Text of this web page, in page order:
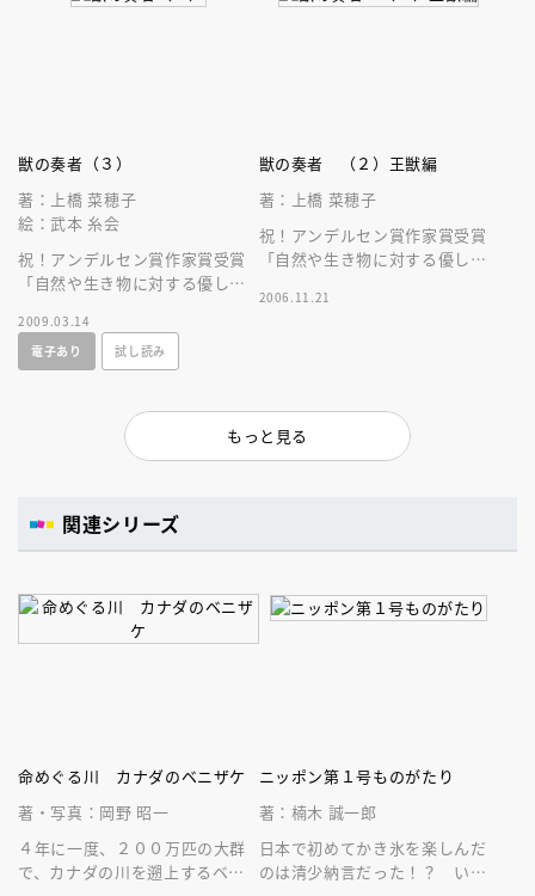
獣の奏者（３）
著：上橋 菜穂子
絵：武本 糸会
祝！アンデルセン賞作家賞受賞
「自然や生き物に対する優しさ
２００万部突破の壮大なファン
タジー！！
2009.03.14
電子あり
試し読み
獣の奏者 （２）王獣編
著：上橋 菜穂子
祝！アンデルセン賞作家賞受賞
「自然や生き物に対する優しさ
２００万部突破の壮大なファン
2006.11.21
もっと見る
関連シリーズ
命めぐる川 カナダのベニザケ
著・写真：岡野 昭一
４年に一度、２００万匹の大群
で、カナダの川を遡上するベニ
ニッポン第１号ものがたり
著：楠木 誠一郎
日本で初めてかき氷を楽しんだ
のは清少納言だった！？ いま